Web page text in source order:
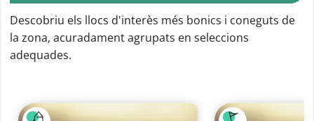
Descobriu els llocs d'interès més bonics i coneguts de
la zona, acuradament agrupats en seleccions
adequades.